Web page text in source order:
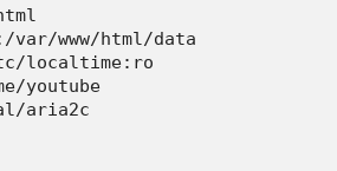
var/www/html/data
localtime:ro
youtube
aria2c